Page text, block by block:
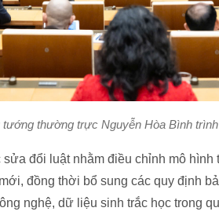
tướng thường trực Nguyễn Hòa Bình
đổi luật nhằm điều chỉnh mô hình
đồng thời bổ sung các quy định
nghệ, dữ liệu sinh trắc học trong